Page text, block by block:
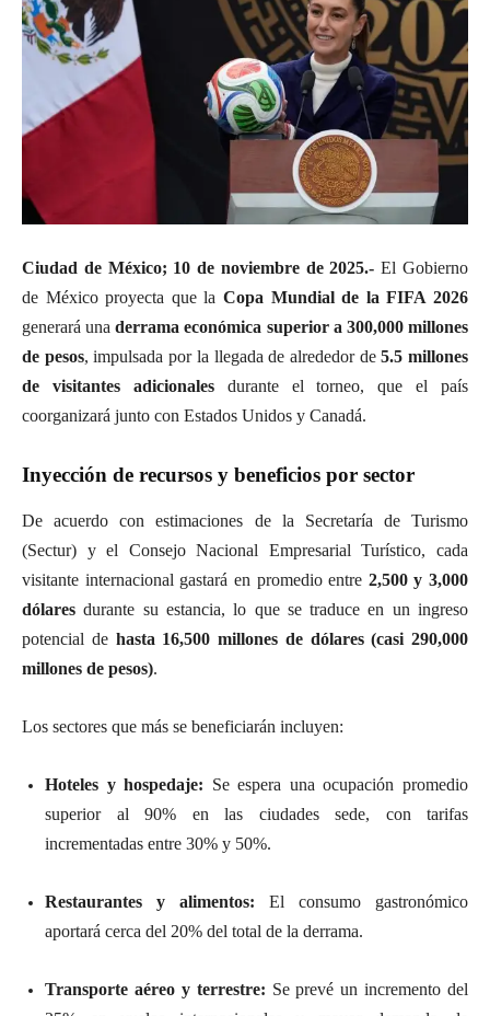
Ciudad de México; 10 de noviembre de 2025.-El Gobierno
de México proyecta que la Copa Mundial de la FIFA 2026
generará unaderrama económica superior a 300,000 millones
de pesos, impulsada por la llegada de alrededor de5.5 millones
de visitantes adicionalesdurante el torneo, que el país
coorganizará junto con Estados Unidos y Canadá.
Inyección de recursos y beneficios por sector
De acuerdo con estimaciones de la Secretaría de Turismo
(Sectur) y el Consejo Nacional Empresarial Turístico, cada
visitante internacional gastará en promedio entre 2,500 y 3,000
dólares durante su estancia, lo que se traduce en un ingreso
potencial de hasta 16,500 millones de dólares (casi 290,000
millones de pesos).
Los sectores que más se beneficiarán incluyen:
Hoteles y hospedaje: Se espera una ocupación promedio
superior al 90% en las ciudades sede, con tarifas
incrementadas entre 30% y 50%.
Restaurantes y alimentos: El consumo gastronómico
aportará cerca del 20% del total de la derrama.
Transporte aéreo y terrestre: Se prevé un incremento del